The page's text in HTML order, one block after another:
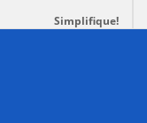
Simplifique!